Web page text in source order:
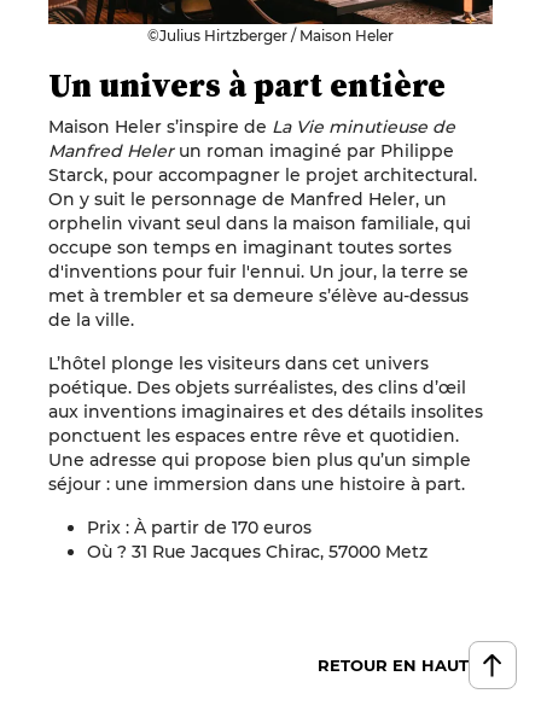
©Julius Hirtzberger / Maison Heler
Un univers à part entière
Maison Heler s’inspire de La Vie minutieuse de
Manfred Heler un roman imaginé par Philippe
Starck, pour accompagner le projet architectural.
On y suit le personnage de Manfred Heler, un
orphelin vivant seul dans la maison familiale, qui
occupe son temps en imaginant toutes sortes
d'inventions pour fuir l'ennui. Un jour, la terre se
met à trembler et sa demeure s’élève au-dessus
de la ville.
L’hôtel plonge les visiteurs dans cet univers
poétique. Des objets surréalistes, des clins d’œil
aux inventions imaginaires et des détails insolites
ponctuent les espaces entre rêve et quotidien.
Une adresse qui propose bien plus qu’un simple
séjour : une immersion dans une histoire à part.
Prix : À partir de 170 euros
Où ? 31 Rue Jacques Chirac, 57000 Metz
RETOUR EN HAUT